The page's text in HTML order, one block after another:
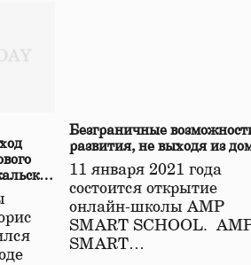
Безграничные
развития, не выходя из
11 января 2021 года
состоится открытие
онлайн-школы АМР
SMART SCHOOL.
SMART…